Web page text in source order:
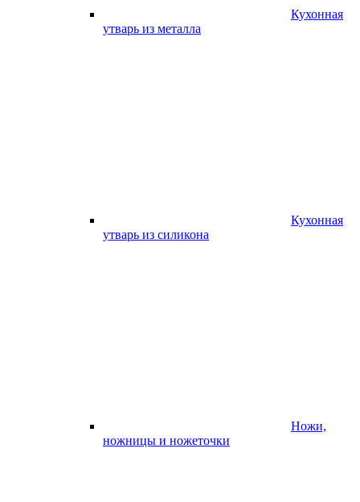
Кухонная
утварь из металла
Кухонная
утварь из силикона
Ножи,
ножницы и ножеточки